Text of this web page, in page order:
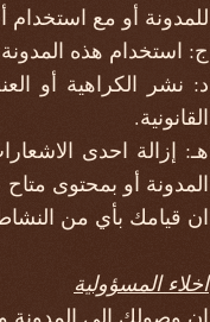
للمدونة أو مع
ج: استخدام هذه
د: نشر الكراهية أو
القانونية.
هـ: إزالة احدى
المدونة أو بمحتوى
ان قيامك بأي من
اخلاء المسؤولية
ان وصولك الى المدونة